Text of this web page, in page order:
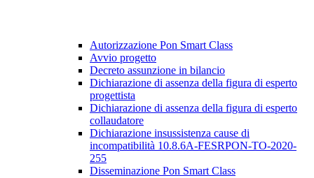
Autorizzazione Pon Smart Class
Avvio progetto
Decreto assunzione in bilancio
Dichiarazione di assenza della figura di esperto
progettista
Dichiarazione di assenza della figura di esperto
collaudatore
Dichiarazione insussistenza cause di
incompatibilità 10.8.6A-FESRPON-TO-2020-
255
Disseminazione Pon Smart Class